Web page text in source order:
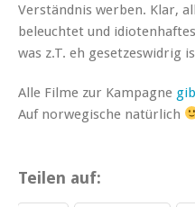
Verständnis werben. Klar,
beleuchtet und
was z.T. eh gesetzeswidrig
Alle Filme zur Kampagne
Auf norwegische natürlich
Teilen auf: